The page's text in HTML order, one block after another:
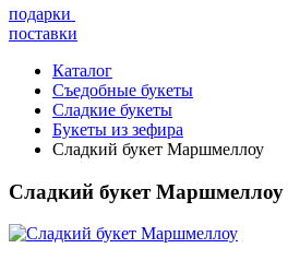
подарки
поставки
Каталог
Съедобные букеты
Сладкие букеты
Букеты из зефира
Сладкий букет Маршмеллоу
Сладкий букет Маршмеллоу